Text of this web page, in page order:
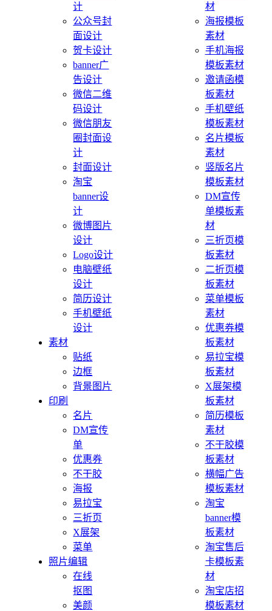
计
公众号封
面设计
贺卡设计
banner广
告设计
微信二维
码设计
微信朋友
圈封面设
计
封面设计
淘宝
banner设
计
微博图片
设计
Logo设计
电脑壁纸
设计
简历设计
手机壁纸
设计
素材
贴纸
边框
背景图片
印刷
名片
DM宣传
单
优惠券
不干胶
海报
易拉宝
三折页
X展架
菜单
照片编辑
在线
抠图
美颜
材
海报模板
素材
手机海报
模板素材
邀请函模
板素材
手机壁纸
模板素材
名片模板
素材
竖版名片
模板素材
DM宣传
单模板素
材
三折页模
板素材
二折页模
板素材
菜单模板
素材
优惠券模
板素材
易拉宝模
板素材
X展架模
板素材
简历模板
素材
不干胶模
板素材
横幅广告
模板素材
淘宝
banner模
板素材
淘宝售后
卡模板素
材
淘宝店招
模板素材